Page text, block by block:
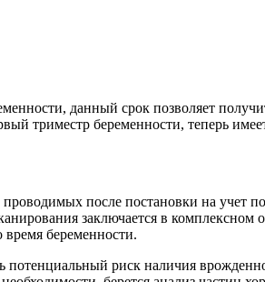
данный срок позволяет
триместр беременности, теперь
после постановки на учет
заключается в
беременности.
потенциальный риск наличия